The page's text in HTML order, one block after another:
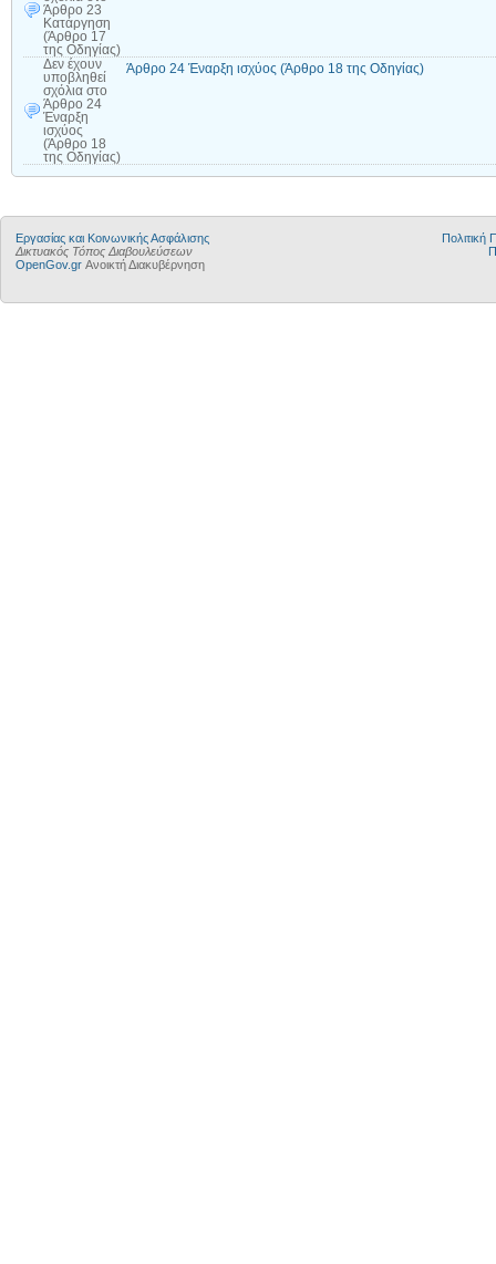
Άρθρο 23
Κατάργηση
(Άρθρο 17
της Οδηγίας)
Δεν έχουν
υποβληθεί
σχόλια στο
Άρθρο 24
Έναρξη
ισχύος
(Άρθρο 18
της Οδηγίας)
Άρθρο 24 Έναρξη ισχύος (Άρθρο 18 της Οδηγίας)
Εργασίας και Κοινωνικής Ασφάλισης
Δικτυακός Τόπος Διαβουλεύσεων
OpenGov.gr Ανοικτή Διακυβέρνηση